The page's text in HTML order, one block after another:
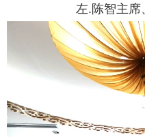
左.陈智主席